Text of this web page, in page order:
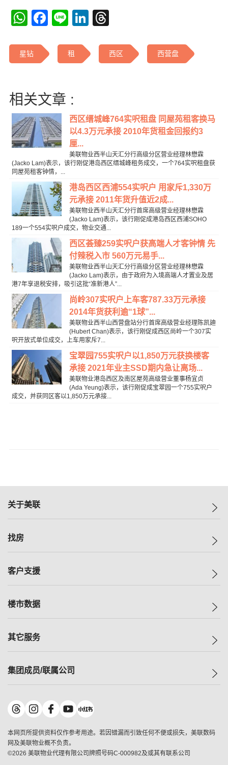
WhatsApp
Facebook
LineLinkedIn
星钻 租 西区 西营盘
相关文章 :
西区缙城峰764实呎租盘 同屋苑租客换马
以4.3万元承接 2010年货租金回报约3
厘...
美联物业西半山天汇分行高级分区营业经理林懋霖
(Jacko Lam)表示，该行刚促港岛西区缙城峰租务成交，一个764实呎租盘获
同屋苑租客钟情，...
港岛西区西浦554实呎户 用家斥1,330万
元承接 2011年货升值近2成...
美联物业西半山天汇分行首席高级营业经理林懋霖
(Jacko Lam)表示，该行刚促成港岛西区西浦SOHO
189一个554实呎户成交，物业交通...
西区荟臻259实呎户获高端人才客钟情 先
付辣税入市 560万元易手...
美联物业西半山天汇分行高级分区营业经理林懋霖
(Jacko Lam)表示，由于政府为入境高端人才置业及居
港7年享退税安排，吸引这批“准新港人”...
尚岭307实呎户上车客787.33万元承接
2014年货获利逾“1球”...
美联物业西半山西营盘站分行首席高级营业经理陈凯廸
(Hubert Chan)表示，该行刚促成西区尚岭一个307实
呎开放式单位成交，上车用家斥7...
宝翠园755实呎户以1,850万元获换楼客
承接 2021年业主SSD期内急让离场...
美联物业港岛西区及南区屋苑高级营业董事杨宜贞
(Ada Yeung)表示，该行刚促成宝翠园一个755实呎户
成交，并获同区客以1,850万元承接...
关于美联
美联集团
人才招募
找房
一手新房
减价
美联豪宅
独家楼盘
租房
客户支援
自助放盘
查询热线
按揭计算机
负担能力计算机
转按计算机
缴款方式
楼市数据
指数
历史成交
小区成交排行榜
地区百科
其它服务
小区专页
美联精英会
美善会
地产经纪人管理协会
集团成员/联属公司
美联物业
鋑联控股*
美联工商铺*
美联中国
美联澳门
本网页所提供资料仅作参考用途。若因错漏而引致任何不便或损失，美联数码
网及美联物业概不负责。
©2026 美联物业代理有限公司牌照号码C-000982及或其有联系公司